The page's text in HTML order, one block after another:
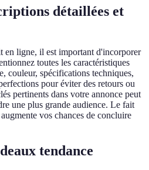
détaillées et
en ligne, il est important d'incorporer
toutes les caractéristiques
couleur, spécifications techniques,
pour éviter des retours ou
pertinents dans votre annonce peut
une plus grande audience. Le fait
vos chances de concluire
tendance